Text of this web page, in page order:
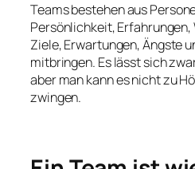
Teams bestehen aus
Persönlichkeit,
Ziele, Erwartungen, Ängste
mitbringen. Es lässt sich
aber man kann es nicht zu
zwingen.